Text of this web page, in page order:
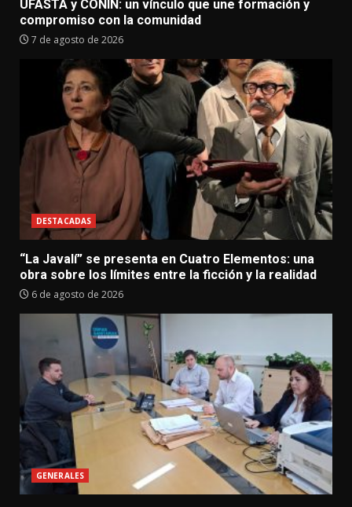
UFASTA y CONIN: un vínculo que une formación y
compromiso con la comunidad
7 de agosto de 2026
DESTACADAS
“La Javalí” se presenta en Cuatro Elementos: una
obra sobre los límites entre la ficción y la realidad
6 de agosto de 2026
GENERALES